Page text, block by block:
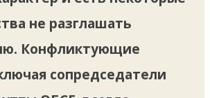
не разглашать
Конфликтующие
сопредседатели